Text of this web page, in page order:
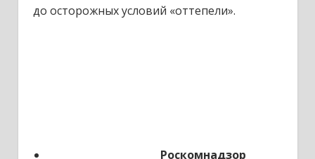
до осторожных условий «оттепели».
Роскомнадзор